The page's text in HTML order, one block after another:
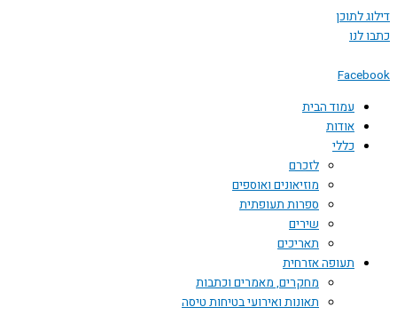
לתוכן
לנו
עמוד הבית
אודות
כללי
לזכרם
מוזיאונים ואוספים
ספרות תעופתית
שירים
תאריכים
תעופה אזרחית
מחקרים, מאמרים וכתבות
תאונות ואירועי בטיחות טיסה